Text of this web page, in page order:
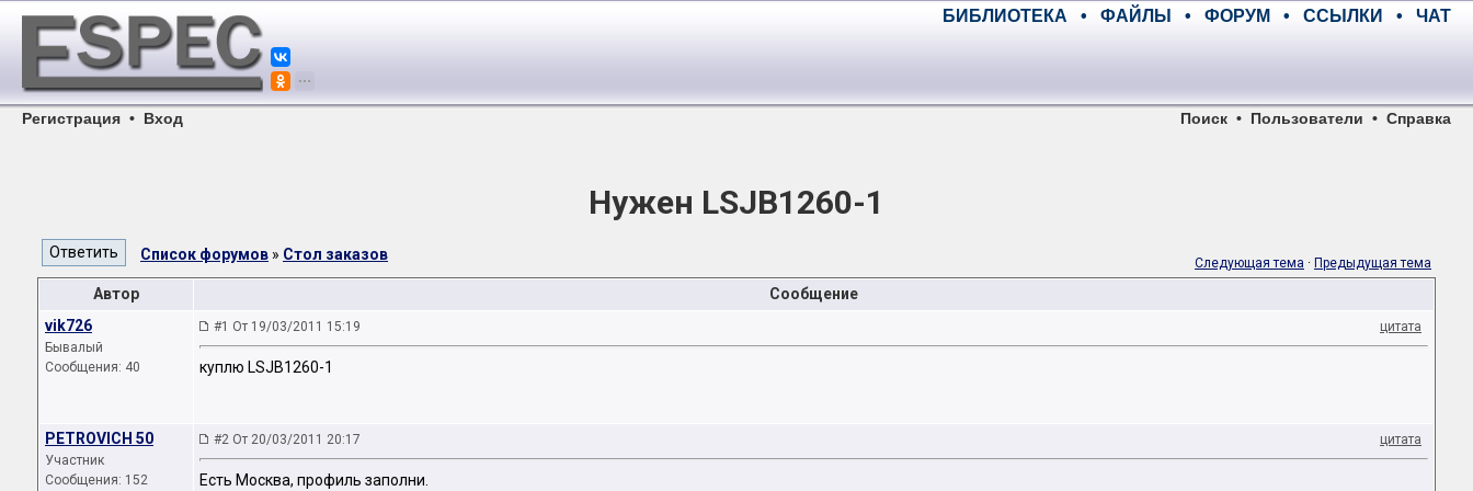
БИБЛИОТЕКА • ФАЙЛЫ • ФОРУМ • ССЫЛКИ • ЧАТ
Регистрация • Вход Поиск • Пользователи • Справка
Нужен LSJB1260-1
Список форумов » Стол заказов Следующая тема · Предыдущая тема
Автор
Сообщение
vik726
Бывалый
Сообщения: 40
#1 От 19/03/2011 15:19 цитата
куплю LSJB1260-1
PETROVICH 50
Участник
Сообщения: 152
#2 От 20/03/2011 20:17 цитата
Есть Москва, профиль заполни.